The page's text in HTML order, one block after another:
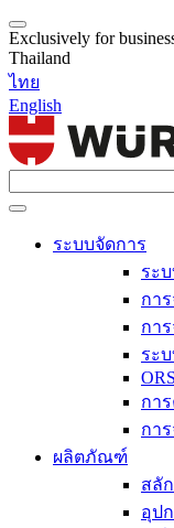
Exclusively for
Thailand
ไทย
English
ระบบจัดการ
ระ
กา
กา
ระ
กา
กา
ผลิตภัณฑ์
สลั
อุป